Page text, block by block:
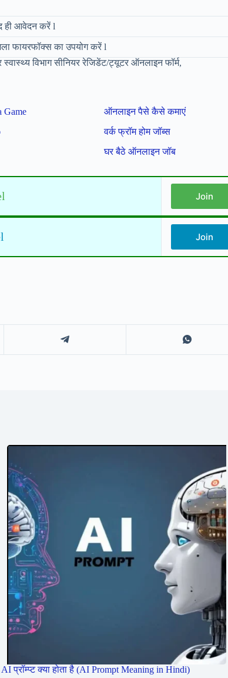
ही आवेदन करें l
फायरफॉक्स का उपयोग करें l
विभाग सीनियर रेजिडेंट/ट्यूटर ऑनलाइन फॉर्म,
Game
ऑनलाइन पैसे कैसे कमाएं
वर्क फ्रॉम होम जॉब्स
घर बैठे ऑनलाइन जॉब
Join
Join
AI प्रॉम्प्ट क्या होता है (AI Prompt Meaning in Hindi)